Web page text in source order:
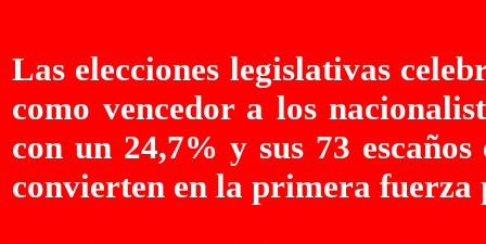
Las elecciones legislativas
como vencedor a los
con un 24,7% y sus 73
convierten en la primera fuerza